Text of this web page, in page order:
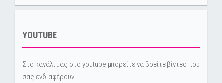
YOUTUBE
Στο κανάλι μας στο youtube μπορείτε να βρείτε βίντεο που
σας ενδιαφέρουν!